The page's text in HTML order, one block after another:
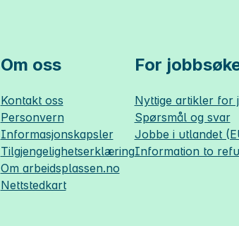
Om oss
Kontakt oss
Personvern
Informasjonskapsler
Tilgjengelighetserklæring
Om arbeidsplassen.no
Nettstedkart
For
Nyttige artikler for
Spørsmål og svar
Jobbe i utlandet
Information to